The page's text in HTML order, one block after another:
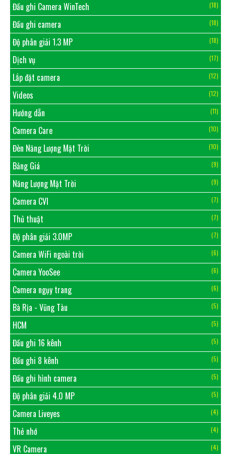
Đầu ghi Camera WinTech (18)
Đầu ghi camera (18)
Độ phân giải 1.3 MP (18)
Dịch vụ (17)
Lắp đặt camera (12)
Videos (12)
Hướng dẫn (11)
Camera Care (10)
Đèn Năng Lượng Mặt Trời (10)
Bảng Giá (9)
Năng Lượng Mặt Trời (9)
Camera CVI (7)
Thủ thuật (7)
Độ phân giải 3.0MP (7)
Camera WiFi ngoài trời (6)
Camera YooSee (6)
Camera ngụy trang (6)
Bà Rịa - Vũng Tàu (5)
HCM (5)
Đầu ghi 16 kênh (5)
Đầu ghi 8 kênh (5)
Đầu ghi hình camera (5)
Độ phân giải 4.0 MP (5)
Camera Liveyes (4)
Thẻ nhớ (4)
VR Camera (4)